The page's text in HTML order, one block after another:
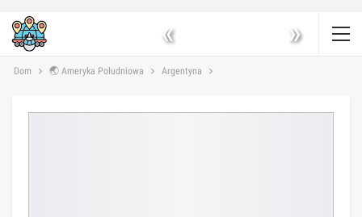
« »
Dom 🌏 Ameryka Południowa Argentyna